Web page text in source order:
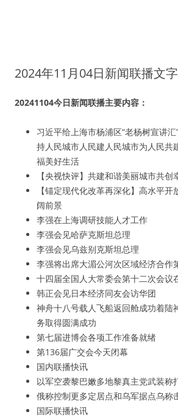
2024年11月04日新闻联播文
20241104今日新闻联播主要内容：
习近平给上海市杨浦区“老杨树宣讲
持人民城市人民建人民城市为人民共
福美好生活
【央视快评】共建和谐美丽城市共创
【锚定现代化改革再深化】高水平
阔前景
李强在上海调研技能人才工作
李强会见哈萨克斯坦总理
李强会见乌兹别克斯坦总理
李强将出席大湄公河次区域经济合作
十四届全国人大常委会第十二次会议
韩正会见日本经济同友会访华团
神舟十八号载人飞船返回舱成功着陆
务取得圆满成功
第七届进博会各项工作准备就绪
第136届广交会今天闭幕
国内联播快讯
以军空袭黎巴嫩多地黎真主党武装称
俄称控制更多定居点和乌军据点乌称
国际联播快讯